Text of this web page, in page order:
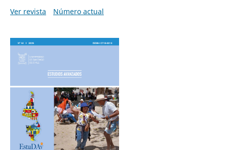
Ver revista
Número actual